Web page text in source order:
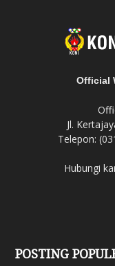
Official
Jl.
Telepon:
Hubungi
POSTING